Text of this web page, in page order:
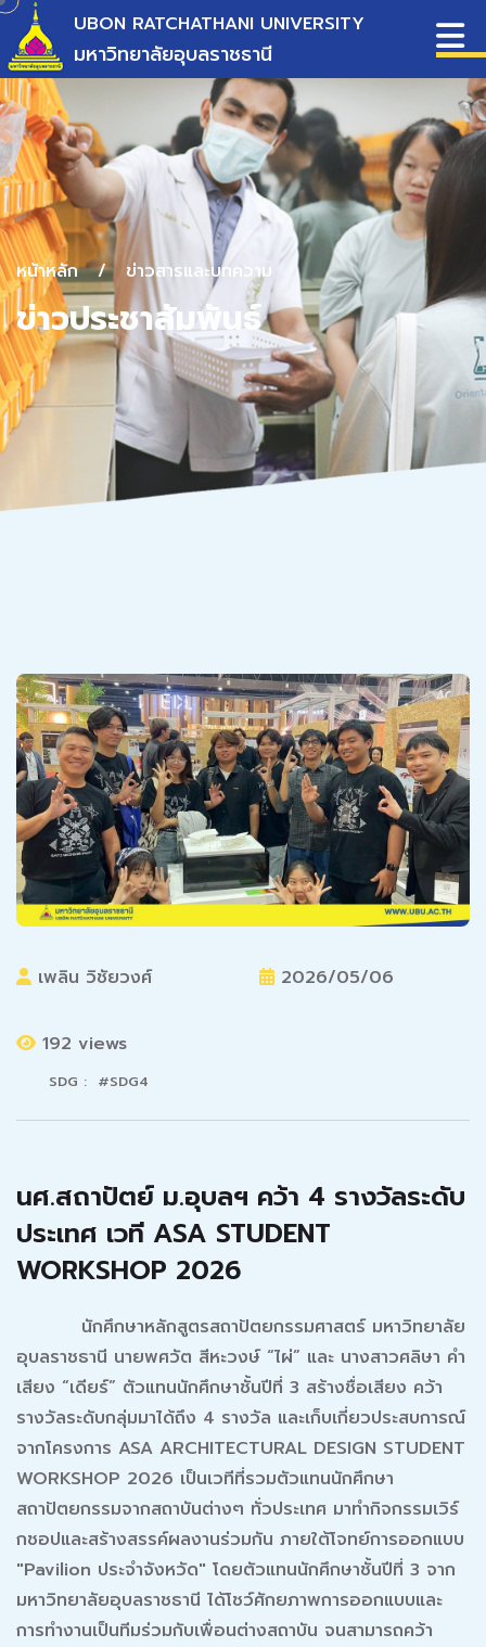
UBON RATCHATHANI UNIVERSITY
มหาวิทยาลัยอุบลราชธานี
หน้าหลัก / ข่าวสารและบทความ
ข่าวประชาสัมพันธ์
เพลิน วิชัยวงศ์ 2026/05/06
192 views
SDG : #SDG4
นศ.สถาปัตย์ ม.อุบลฯ คว้า 4 รางวัลระดับ
ประเทศ เวที ASA STUDENT
WORKSHOP 2026
นักศึกษาหลักสูตรสถาปัตยกรรมศาสตร์ มหาวิทยาลัย
อุบลราชธานี นายพศวัต สีหะวงษ์ “ไผ่” และ นางสาวศลิษา คำ
เสียง “เดียร์” ตัวแทนนักศึกษาชั้นปีที่ 3 สร้างชื่อเสียง คว้า
รางวัลระดับกลุ่มมาได้ถึง 4 รางวัล และเก็บเกี่ยวประสบการณ์
จากโครงการ ASA ARCHITECTURAL DESIGN STUDENT
WORKSHOP 2026 เป็นเวทีที่รวมตัวแทนนักศึกษา
สถาปัตยกรรมจากสถาบันต่างๆ ทั่วประเทศ มาทำกิจกรรมเวิร์
กชอปและสร้างสรรค์ผลงานร่วมกัน ภายใต้โจทย์การออกแบบ
"Pavilion ประจำจังหวัด" โดยตัวแทนนักศึกษาชั้นปีที่ 3 จาก
มหาวิทยาลัยอุบลราชธานี ได้โชว์ศักยภาพการออกแบบและ
การทำงานเป็นทีมร่วมกับเพื่อนต่างสถาบัน จนสามารถคว้า